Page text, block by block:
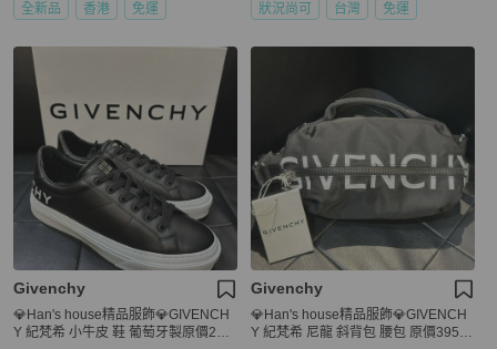
全新品 香港 免運 狀況尚可 台灣 免運
Givenchy
💎Han's house精品服飾💎GIVENCH
Y 紀梵希 小牛皮 鞋 葡萄牙製原價225
Givenchy
💎Han's house精品服飾💎GIVENCH
Y 紀梵希 尼龍 斜背包 腰包 原價3950